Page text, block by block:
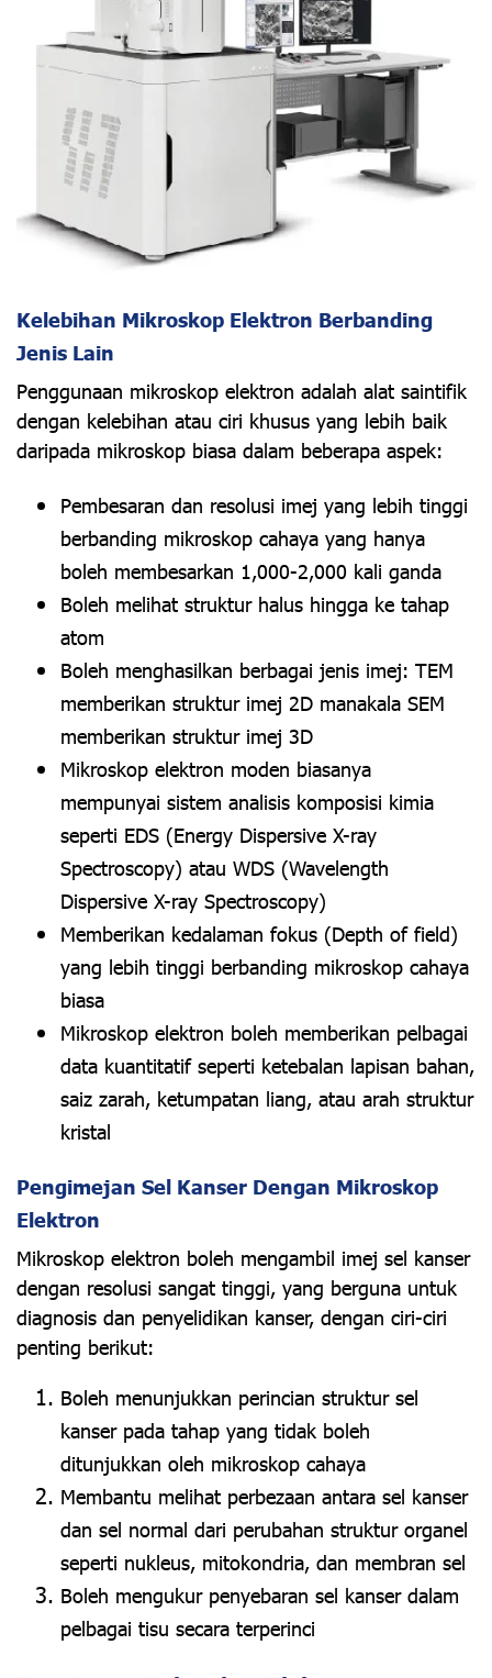
Kelebihan Mikroskop Elektron Berbanding
Jenis Lain
Penggunaan mikroskop elektron adalah alat saintifik
dengan kelebihan atau ciri khusus yang lebih baik
daripada mikroskop biasa dalam beberapa aspek:
Pembesaran dan resolusi imej yang lebih tinggi
berbanding mikroskop cahaya yang hanya
boleh membesarkan 1,000-2,000 kali ganda
Boleh melihat struktur halus hingga ke tahap
atom
Boleh menghasilkan berbagai jenis imej: TEM
memberikan struktur imej 2D manakala SEM
memberikan struktur imej 3D
Mikroskop elektron moden biasanya
mempunyai sistem analisis komposisi kimia
seperti EDS (Energy Dispersive X-ray
Spectroscopy) atau WDS (Wavelength
Dispersive X-ray Spectroscopy)
Memberikan kedalaman fokus (Depth of field)
yang lebih tinggi berbanding mikroskop cahaya
biasa
Mikroskop elektron boleh memberikan pelbagai
data kuantitatif seperti ketebalan lapisan bahan,
saiz zarah, ketumpatan liang, atau arah struktur
kristal
Pengimejan Sel Kanser Dengan Mikroskop
Elektron
Mikroskop elektron boleh mengambil imej sel kanser
dengan resolusi sangat tinggi, yang berguna untuk
diagnosis dan penyelidikan kanser, dengan ciri-ciri
penting berikut:
Boleh menunjukkan perincian struktur sel
kanser pada tahap yang tidak boleh
ditunjukkan oleh mikroskop cahaya
Membantu melihat perbezaan antara sel kanser
dan sel normal dari perubahan struktur organel
seperti nukleus, mitokondria, dan membran sel
Boleh mengukur penyebaran sel kanser dalam
pelbagai tisu secara terperinci